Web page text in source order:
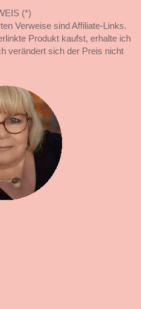
(*)
Verweise sind Affiliate-Links.
Produkt kaufst, erhalte ich
verändert sich der Preis nicht